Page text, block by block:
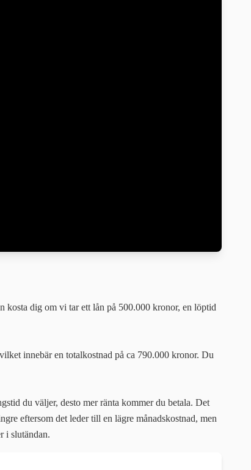
kosta dig om vi tar ett lån på 500.000 kronor, en löptid
innebär en totalkostnad på ca 790.000 kronor. Du
du väljer, desto mer ränta kommer du betala. Det
eftersom det leder till en lägre månadskostnad, men
i slutändan.